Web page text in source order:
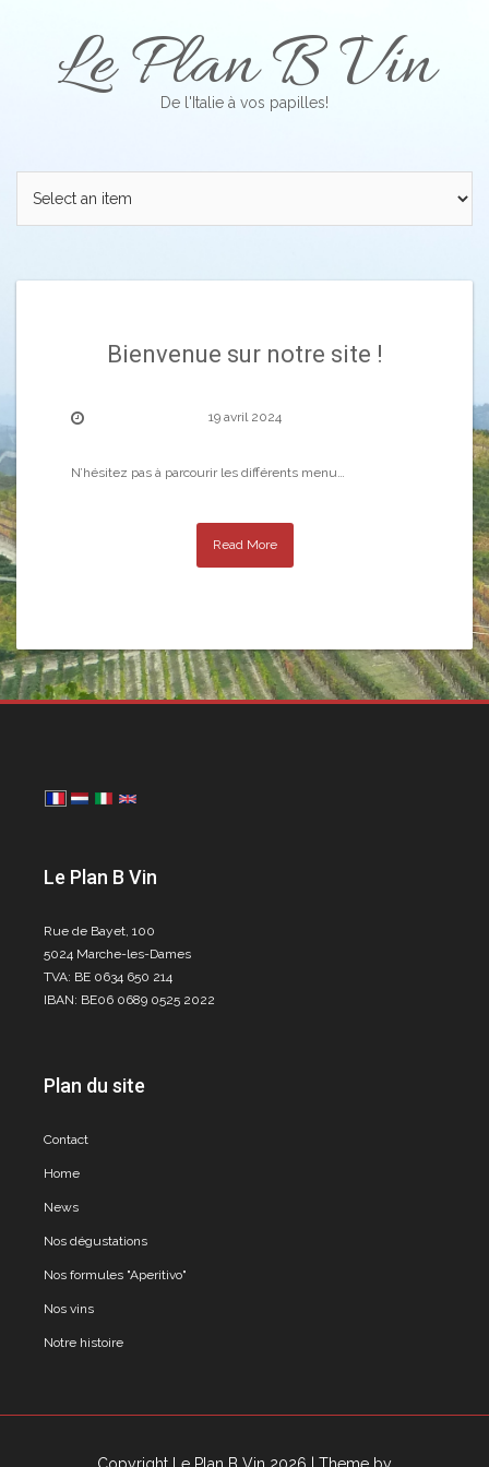
Le Plan B Vin
De l'Italie à vos papilles!
Bienvenue sur notre site !
19 avril 2024
N’hésitez pas à parcourir les différents menu…
Read More
Le Plan B Vin
Rue de Bayet, 100
5024 Marche-les-Dames
TVA: BE 0634 650 214
IBAN: BE06 0689 0525 2022
Plan du site
Contact
Home
News
Nos dégustations
Nos formules "Aperitivo"
Nos vins
Notre histoire